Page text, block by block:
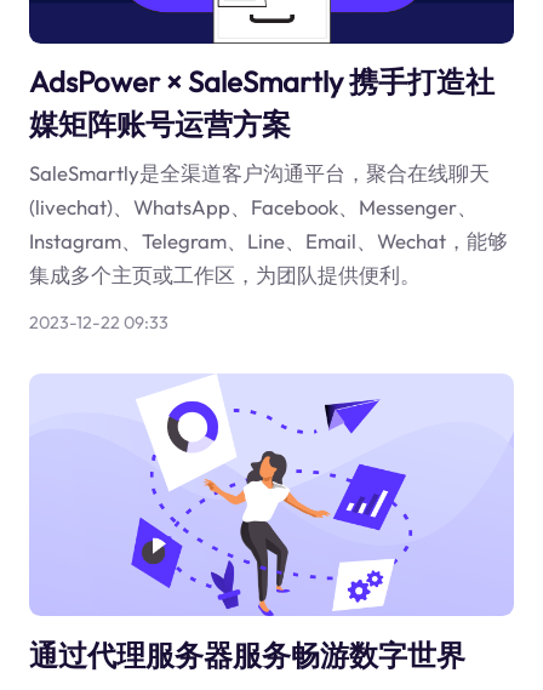
AdsPower × SaleSmartly 携手打造社
媒矩阵账号运营方案
SaleSmartly是全渠道客户沟通平台，聚合在线聊天
(livechat)、WhatsApp、Facebook、Messenger、
Instagram、Telegram、Line、Email、Wechat，能够
集成多个主页或工作区，为团队提供便利。
2023-12-22 09:33
通过代理服务器服务畅游数字世界